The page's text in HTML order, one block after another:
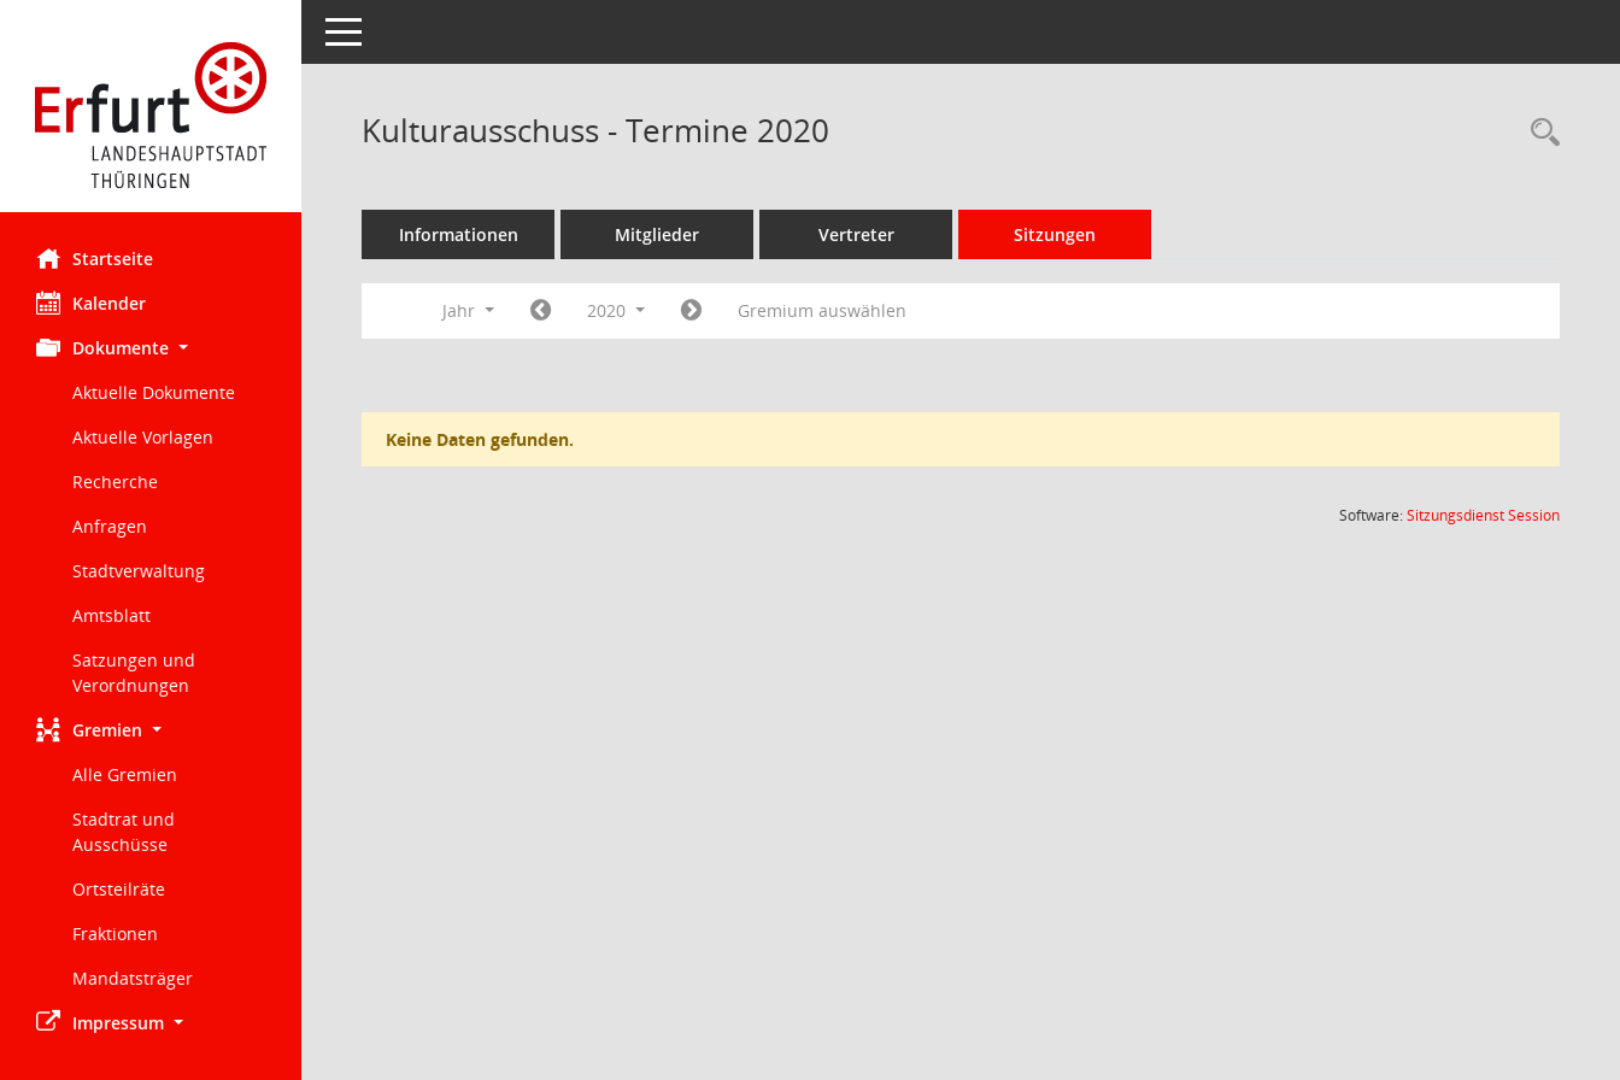
Startseite
Kalender
Dokumente
Aktuelle Dokumente
Aktuelle Vorlagen
Recherche
Anfragen
Stadtverwaltung
Amtsblatt
Satzungen und
Verordnungen
Gremien
Alle Gremien
Stadtrat und
Ausschüsse
Ortsteilräte
Fraktionen
Mandatsträger
Impressum
Toggle navigation
Kulturausschuss - Termine 2020
Informationen Mitglieder Vertreter Sitzungen
Jahr 2020 Gremium auswählen
Keine Daten gefunden.
Software:SitzungsdienstSession(Wird in